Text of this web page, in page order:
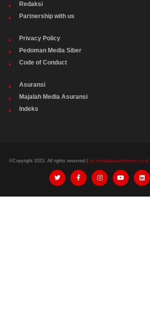
Redaksi
Partnership with us
Privacy Policy
Pedoman Media Siber
Code of Conduct
Asuransi
Majalah Media Asuransi
Indeks
©Copyright 2023. All rights reserved | by mediaasuransinews.co.id.